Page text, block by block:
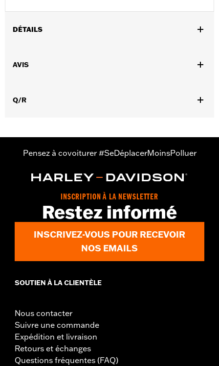
DÉTAILS
Caractéristiques fonctionnelles:
Origine:
AVIS
Q/R
Pensez à covoiturer #SeDéplacerMoinsPolluer
INSCRIPTION À LA NEWSLETTER
Restez informé
INSCRIVEZ-VOUS POUR RECEVOIR
NOS EMAILS
SOUTIEN À LA CLIENTÈLE
Nous contacter
Suivre une commande
Expédition et livraison
Retours et échanges
Questions fréquentes (FAQ)